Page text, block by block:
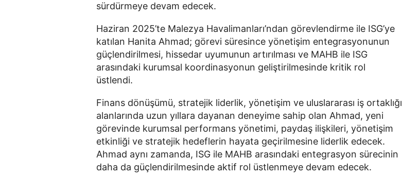
sürdürmeye devam edecek.
Haziran 2025’te Malezya Havalimanları’ndan görevlendirme ile ISG’ye
katılan Hanita Ahmad; görevi süresince yönetişim entegrasyonunun
güçlendirilmesi, hissedar uyumunun artırılması ve MAHB ile ISG
arasındaki kurumsal koordinasyonun geliştirilmesinde kritik rol
üstlendi.
Finans dönüşümü, stratejik liderlik, yönetişim ve uluslararası iş ortaklığı
alanlarında uzun yıllara dayanan deneyime sahip olan Ahmad, yeni
görevinde kurumsal performans yönetimi, paydaş ilişkileri, yönetişim
etkinliği ve stratejik hedeflerin hayata geçirilmesine liderlik edecek.
Ahmad aynı zamanda, ISG ile MAHB arasındaki entegrasyon sürecinin
daha da güçlendirilmesinde aktif rol üstlenmeye devam edecek.